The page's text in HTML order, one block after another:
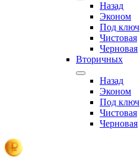
Назад
Эконом
Под ключ
Чистовая
Черновая
Вторичных
Назад
Эконом
Под ключ
Чистовая
Черновая